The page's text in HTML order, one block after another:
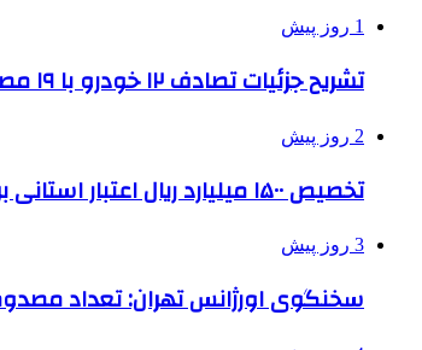
1 روز پیش
تشریح جزئیات تصادف ۱۲ خودرو با ۱۹ مصدوم
2 روز پیش
تخصیص ۱۵۰۰ میلیارد ریال اعتبار استانی برای ساماندهی بافت قدیم دزفول
3 روز پیش
سخنگوی اورژانس تهران: تعداد مصدومان